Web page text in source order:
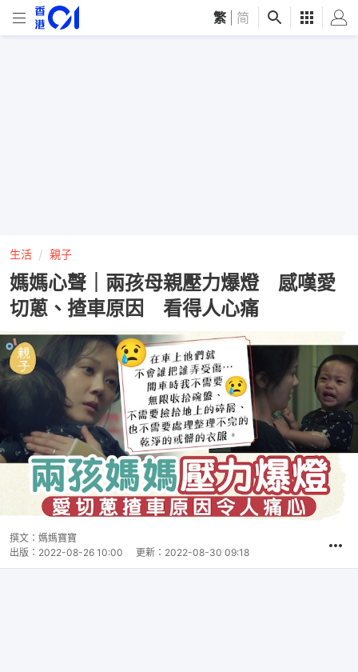
繁 简
生活 親子
媽媽心聲｜兩孩母親壓力爆燈 感嘆愛
切蔥、揸車原因 看得人心痛
撰文： 媽媽寶寶
出版： 2022-08-26 10:00 更新： 2022-08-30 09:18